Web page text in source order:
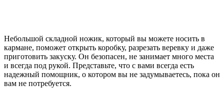
Небольшой складной ножик, который вы можете носить в
кармане, поможет открыть коробку, разрезать веревку и даже
приготовить закуску. Он безопасен, не занимает много места
и всегда под рукой. Представьте, что с вами всегда есть
надежный помощник, о котором вы не задумываетесь, пока он
вам не потребуется.